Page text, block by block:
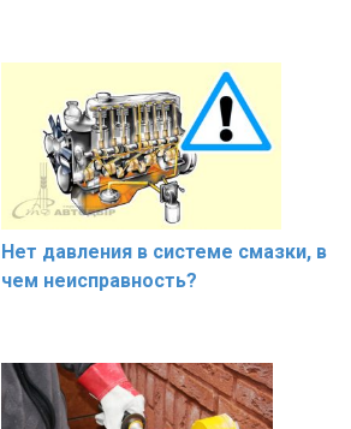
Нет давления в системе смазки, в
чем неисправность?